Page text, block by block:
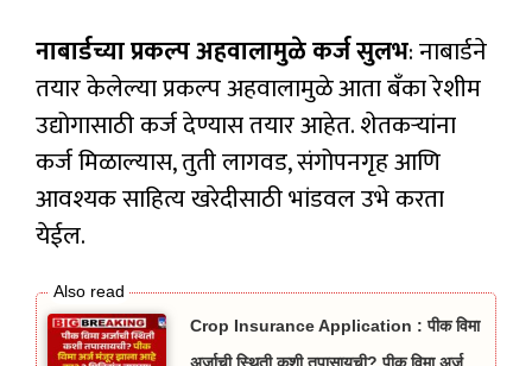
नाबार्डच्या प्रकल्प अहवालामुळे कर्ज सुलभ: नाबार्डने
तयार केलेल्या प्रकल्प अहवालामुळे आता बँका रेशीम
उद्योगासाठी कर्ज देण्यास तयार आहेत. शेतकऱ्यांना
कर्ज मिळाल्यास, तुती लागवड, संगोपनगृह आणि
आवश्यक साहित्य खरेदीसाठी भांडवल उभे करता
येईल.
Crop Insurance Application : पीक विमा